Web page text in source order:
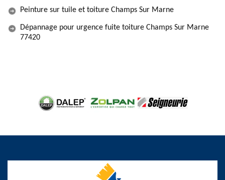
Peinture sur tuile et toiture Champs Sur Marne
Dépannage pour urgence fuite toiture Champs Sur Marne
77420